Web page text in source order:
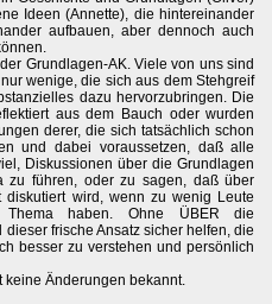
Ideen (Annette), die hintereinander
aufbauen, aber dennoch auch
Grundlagen-AK. Viele von uns sind
wenige, die sich aus dem Stehgreif
dazu hervorzubringen. Die
aus dem Bauch oder wurden
derer, die sich tatsächlich schon
und dabei voraussetzen, daß alle
Diskussionen über die Grundlagen
zu führen, oder zu sagen, daß über
diskutiert wird, wenn zu wenig Leute
Thema haben. Ohne ÜBER die
frische Ansatz sicher helfen, die
besser zu verstehen und persönlich
keine Änderungen bekannt.